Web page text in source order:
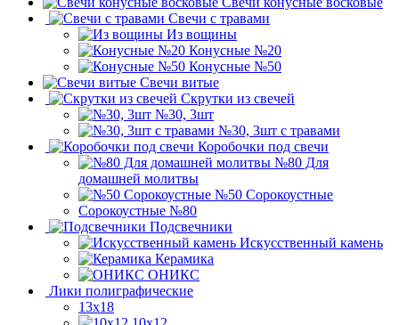
Свечи с травами
Из вощины
Конусные №20
Конусные №50
Свечи витые
Скрутки из свечей
№30, 3шт
№30, 3шт с травами
Коробочки под свечи
№80 Для
домашней молитвы
№50 Сорокоустные
Сорокоустные №80
Подсвечники
Искусственный камень
Керамика
ОНИКС
Лики полиграфические
13x18